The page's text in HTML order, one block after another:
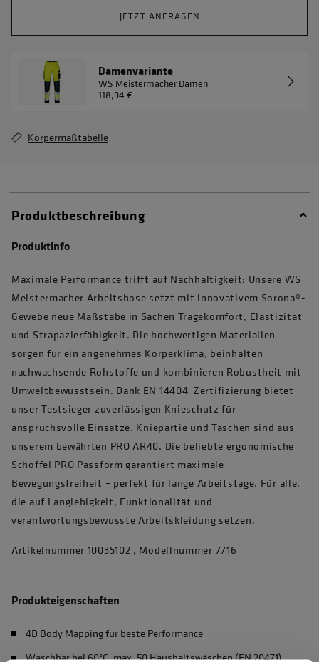
JETZT ANFRAGEN
Damenvariante
WS Meistermacher Damen
118,94 €
Körpermaßtabelle
Produktbeschreibung
Produktinfo
Maximale Performance trifft auf Nachhaltigkeit: Unsere WS
Meistermacher Arbeitshose setzt mit innovativem Sorona®-
Gewebe neue Maßstäbe in Sachen Tragekomfort, Elastizität
und Strapazierfähigkeit. Die hochwertigen Materialien
sorgen für ein angenehmes Körperklima, beinhalten
nachwachsende Rohstoffe und kombinieren Robustheit mit
Umweltbewusstsein. Dank EN 14404-Zertifizierung bietet
unser Testsieger zuverlässigen Knieschutz für
anspruchsvolle Einsätze. Kniepartie und Taschen sind aus
unserem bewährten PRO AR40. Die beliebte ergonomische
Schöffel PRO Passform garantiert maximale
Bewegungsfreiheit – perfekt für lange Arbeitstage. Für alle,
die auf Langlebigkeit, Funktionalität und
verantwortungsbewusste Arbeitskleidung setzen.
Artikelnummer 10035102 , Modellnummer 7716
Produkteigenschaften
4D Body Mapping für beste Performance
Waschbar bei 60°C, max. 50 Haushaltswäschen (EN 20471)